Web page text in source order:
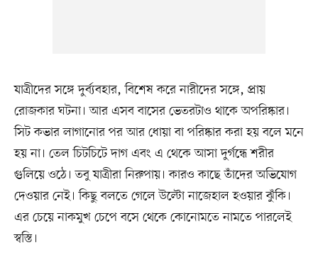
যাত্রীদের সঙ্গে দুর্ব্যবহার, বিশেষ করে নারীদের সঙ্গে, প্রায়
রোজকার ঘটনা। আর এসব বাসের ভেতরটাও থাকে অপরিষ্কার।
সিট কভার লাগানোর পর আর ধোয়া বা পরিষ্কার করা হয় বলে মনে
হয় না। তেল চিটচিটে দাগ এবং এ থেকে আসা দুর্গন্ধে শরীর
গুলিয়ে ওঠে। তবু যাত্রীরা নিরুপায়। কারও কাছে তাঁদের অভিযোগ
দেওয়ার নেই। কিছু বলতে গেলে উল্টো নাজেহাল হওয়ার ঝুঁকি।
এর চেয়ে নাকমুখ চেপে বসে থেকে কোনোমতে নামতে পারলেই
স্বস্তি।